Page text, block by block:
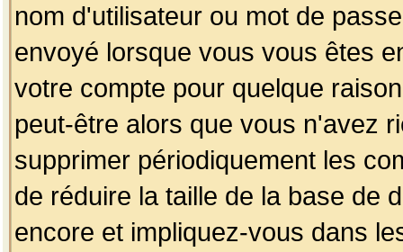
nom d'utilisateur ou mot de
envoyé lorsque vous vous êtes
votre compte pour quelque
peut-être alors que vous n'avez
supprimer périodiquement les
de réduire la taille de la base de
encore et impliquez-vous dans